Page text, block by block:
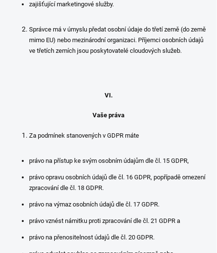
zajišťující marketingové služby.
Správce má v úmyslu předat osobní údaje do třetí země (do země
mimo EU) nebo mezinárodní organizaci. Příjemci osobních údajů
ve třetích zemích jsou poskytovatelé cloudových služeb.
VI.
Vaše práva
Za podmínek stanovených v GDPR máte
právo na přístup ke svým osobním údajům dle čl. 15 GDPR,
právo opravu osobních údajů dle čl. 16 GDPR, popřípadě omezení
zpracování dle čl. 18 GDPR.
právo na výmaz osobních údajů dle čl. 17 GDPR.
právo vznést námitku proti zpracování dle čl. 21 GDPR a
právo na přenositelnost údajů dle čl. 20 GDPR.